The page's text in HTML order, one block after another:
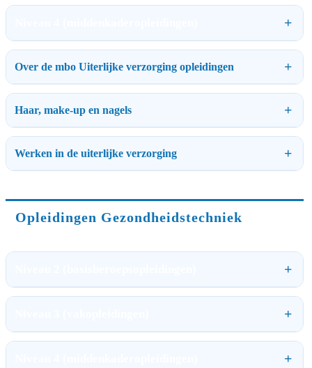
Over de mbo Uiterlijke verzorging opleidingen
Haar, make-up en nagels
Werken in de uiterlijke verzorging
Opleidingen Gezondheidstechniek